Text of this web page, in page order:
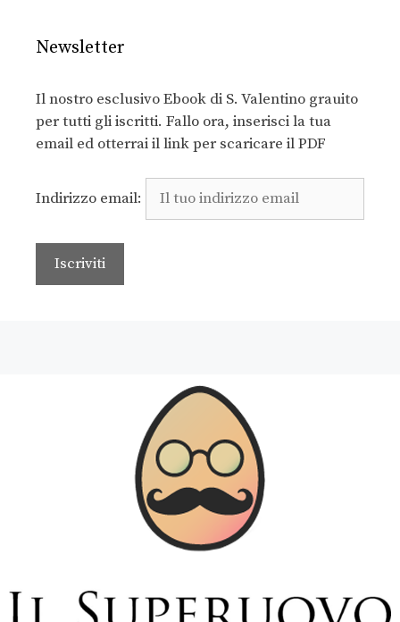
Newsletter
Il nostro esclusivo Ebook di S. Valentino grauito
per tutti gli iscritti. Fallo ora, inserisci la tua
email ed otterrai il link per scaricare il PDF
Indirizzo email: